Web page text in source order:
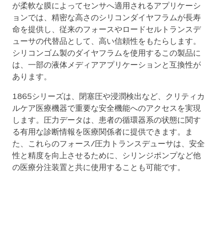
が柔軟な膜によってセンサへ適用されるアプリケーシ
ョンでは、精密な高さのシリコンダイヤフラムが長寿
命を提供し、従来のフォースやロードセルトランスデ
ューサの代替品として、高い信頼性をもたらします。
シリコンゴム製のダイヤフラムを使用するこの製品に
は、一部の液体メディアアプリケーションと互換性が
あります。
1865シリーズは、閉塞圧や浸潤検出など、クリティカ
ルケア医療機器で重要な安全機能へのアクセスを実現
します。圧力データは、患者の循環器系の状態に関す
る有用な診断情報を医療関係者に提供できます。ま
た、これらのフォース/圧力トランスデューサは、安全
性と精度を向上させるために、シリンジポンプなど他
の医療分注装置と共に使用することも可能です。